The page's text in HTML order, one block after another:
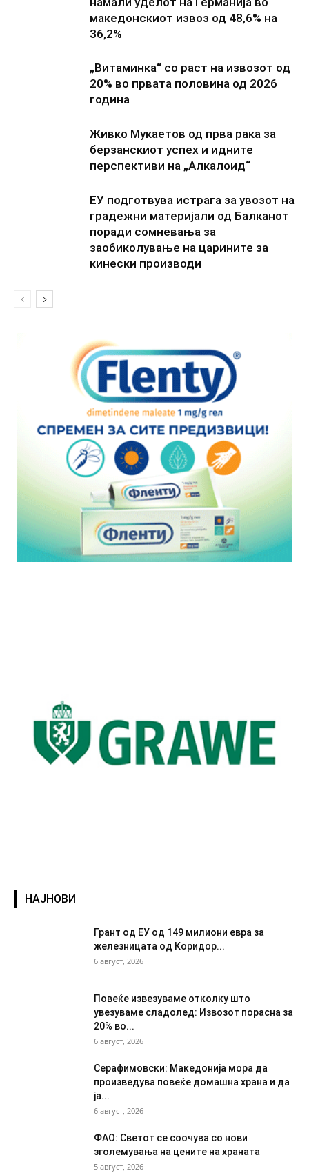
македонскиот извоз од 48,6% на
36,2%
„Витаминка“ со раст на извозот од
20% во првата половина од 2026
година
Живко Мукаетов од прва рака за
берзанскиот успех и идните
перспективи на „Алкалоид“
ЕУ подготвува истрага за увозот на
градежни материјали од Балканот
поради сомневања за
заобиколување на царините за
кинески производи
НАЈНОВИ
Грант од ЕУ од 149 милиони евра за
железницата од Коридор...
6 август, 2026
Повеќе извезуваме отколку што
увезуваме сладолед: Извозот порасна за
20% во...
6 август, 2026
Серафимовски: Македонија мора да
произведува повеќе домашна храна и да
ја...
6 август, 2026
ФАО: Светот се соочува со нови
зголемувања на цените на храната
5 август, 2026